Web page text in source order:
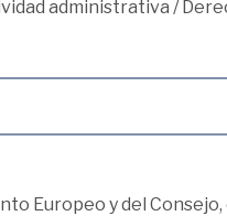
administrativa /
Europeo y del